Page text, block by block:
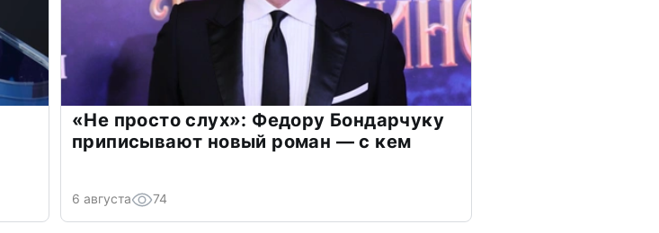
«Не просто слух»: Федору Бондарчуку
приписывают новый роман — с кем
6 августа 74